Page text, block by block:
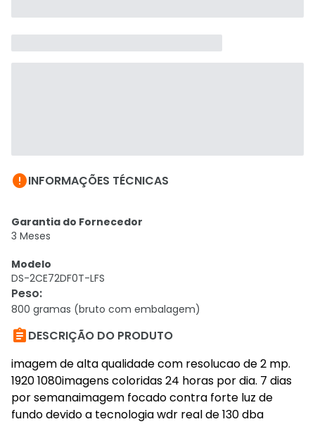
INFORMAÇÕES TÉCNICAS
Garantia do Fornecedor
3 Meses
Modelo
DS-2CE72DF0T-LFS
Peso:
800 gramas (bruto com embalagem)
DESCRIÇÃO DO PRODUTO
imagem de alta qualidade com resolucao de 2 mp.
1920 1080imagens coloridas 24 horas por dia. 7 dias
por semanaimagem focado contra forte luz de
fundo devido a tecnologia wdr real de 130 dba